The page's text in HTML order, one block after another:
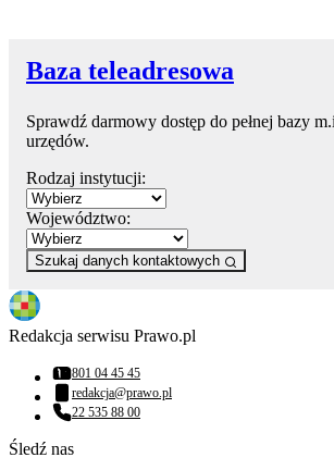
Baza teleadresowa
Sprawdź darmowy dostęp do pełnej bazy
urzędów.
Rodzaj instytucji:
Województwo:
Szukaj danych kontaktowych
Redakcja serwisu Prawo.pl
Numer telefonu:
801 04 45 45
Adres email:
redakcja@prawo.pl
Numer telefonu:
22 535 88 00
Śledź nas